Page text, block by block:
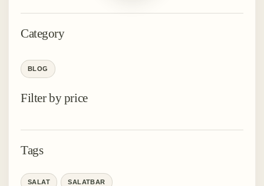
Category
BLOG
Filter by price
Tags
SALAT SALATBAR